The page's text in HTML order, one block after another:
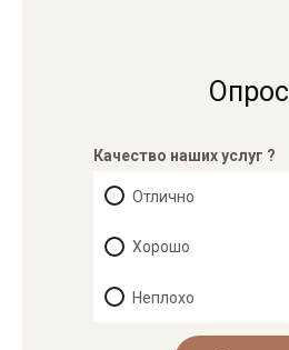
Опрос
Качество наших услуг ?
Отлично
Хорошо
Неплохо